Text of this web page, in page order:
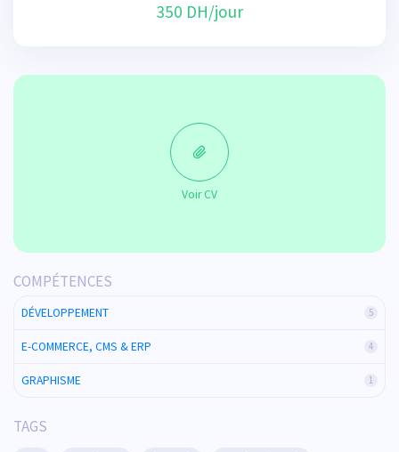
350 DH/jour
Voir CV
COMPÉTENCES
DÉVELOPPEMENT 5
E-COMMERCE, CMS & ERP 4
GRAPHISME 1
TAGS